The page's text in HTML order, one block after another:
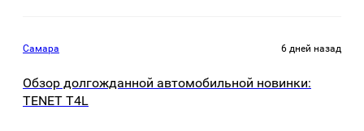
Самара 6 дней назад
Обзор долгожданной автомобильной новинки:
TENET Т4L